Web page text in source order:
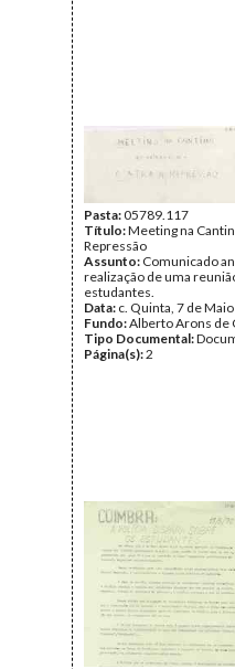
Pasta:05789.117
Título:Meeting na
Repressão
Assunto: Comunicado
realização de uma
estudantes.
Data: c. Quinta, 7 de
Fundo:Alberto Arons de
Tipo Documental:
Página(s):2